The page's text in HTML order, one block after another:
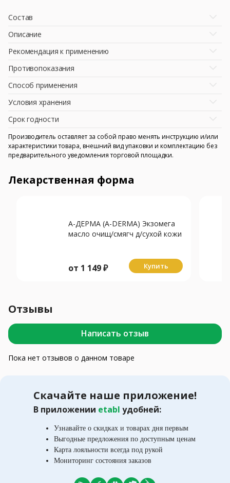
Состав
Описание
Рекомендация к применению
Противопоказания
Способ применения
Условия хранения
Срок годности
Производитель оставляет за собой право менять инструкцию и/или
характеристики товара, внешний вид упаковки и комплектацию без
предварительного уведомления торговой площадки.
Лекарственная форма
А-ДЕРМА (A-DERMA) Экзомега
масло очищ/смягч д/сухой кожи
от 1 149₽ Купить
Отзывы
Написать отзыв
Пока нет отзывов о данном товаре
Скачайте наше приложение!
В приложении etabl удобней:
Узнавайте о скидках и товарах дня первым
Выгодные предложения по доступным ценам
Карта лояльности всегда под рукой
Мониторинг состояния заказов